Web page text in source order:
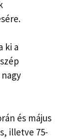
ki a
és május
illetve 75-